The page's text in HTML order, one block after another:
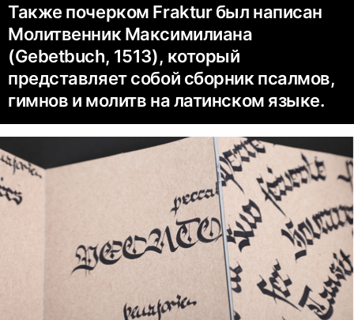
Также почерком Fraktur был написан
Молитвенник Максимилиана
(Gebetbuch, 1513), который
представляет собой сборник псалмов,
гимнов и молитв на латинском языке.